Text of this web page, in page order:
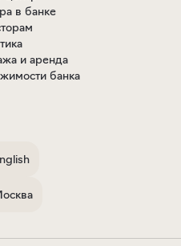
в банке
и аренда
банка